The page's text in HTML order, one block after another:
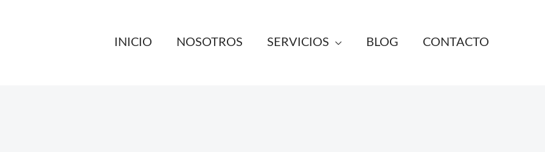
INICIO NOSOTROS SERVICIOS BLOG CONTACTO